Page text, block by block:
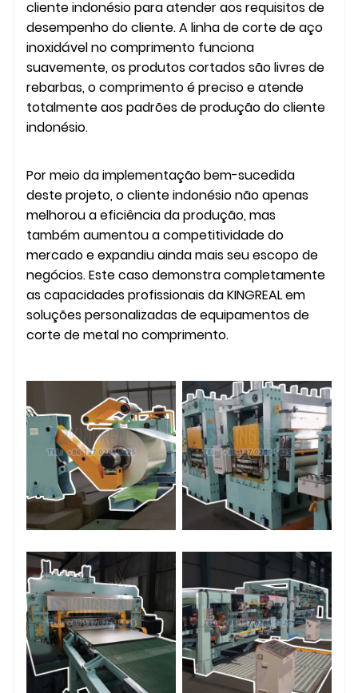
cliente indonésio para atender aos requisitos de
desempenho do cliente. A linha de corte de aço
inoxidável no comprimento funciona
suavemente, os produtos cortados são livres de
rebarbas, o comprimento é preciso e atende
totalmente aos padrões de produção do cliente
indonésio.
Por meio da implementação bem-sucedida
deste projeto, o cliente indonésio não apenas
melhorou a eficiência da produção, mas
também aumentou a competitividade do
mercado e expandiu ainda mais seu escopo de
negócios. Este caso demonstra completamente
as capacidades profissionais da KINGREAL em
soluções personalizadas de equipamentos de
corte de metal no comprimento.